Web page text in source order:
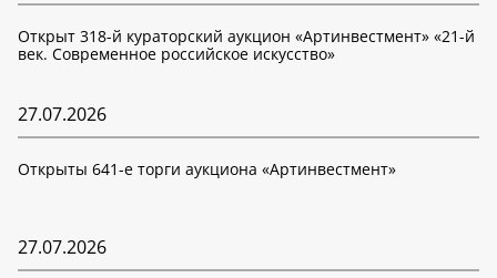
Открыт 318-й кураторский аукцион «Артинвестмент» «21-й
век. Современное российское искусство»
27.07.2026
Открыты 641-е торги аукциона «Артинвестмент»
27.07.2026